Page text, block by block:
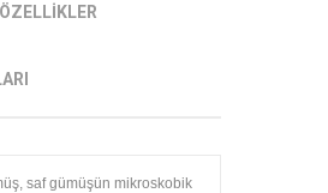
ÖZELLİKLER
saf gümüşün mikroskobik